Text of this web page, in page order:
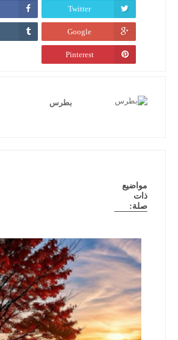
Twitter
Google
Pinterest
بطرس
مواضيع
ذات
صلة: